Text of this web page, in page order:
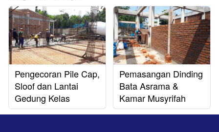
Pengecoran Pile Cap,
Sloof dan Lantai
Gedung Kelas
Pemasangan Dinding
Bata Asrama &
Kamar Musyrifah